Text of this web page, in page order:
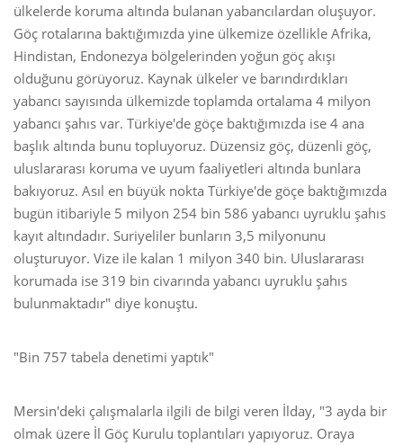
ülkelerde koruma altında bulanan yabancılardan oluşuyor.
Göç rotalarına baktığımızda yine ülkemize özellikle Afrika,
Hindistan, Endonezya bölgelerinden yoğun göç akışı
olduğunu görüyoruz. Kaynak ülkeler ve barındırdıkları
yabancı sayısında ülkemizde toplamda ortalama 4 milyon
yabancı şahıs var. Türkiye'de göçe baktığımızda ise 4 ana
başlık altında bunu topluyoruz. Düzensiz göç, düzenli göç,
uluslararası koruma ve uyum faaliyetleri altında bunlara
bakıyoruz. Asıl en büyük nokta Türkiye'de göçe baktığımızda
bugün itibariyle 5 milyon 254 bin 586 yabancı uyruklu şahıs
kayıt altındadır. Suriyeliler bunların 3,5 milyonunu
oluşturuyor. Vize ile kalan 1 milyon 340 bin. Uluslararası
korumada ise 319 bin civarında yabancı uyruklu şahıs
bulunmaktadır" diye konuştu.
"Bin 757 tabela denetimi yaptık"
Mersin'deki çalışmalarla ilgili de bilgi veren İlday, "3 ayda bir
olmak üzere İl Göç Kurulu toplantıları yapıyoruz. Oraya